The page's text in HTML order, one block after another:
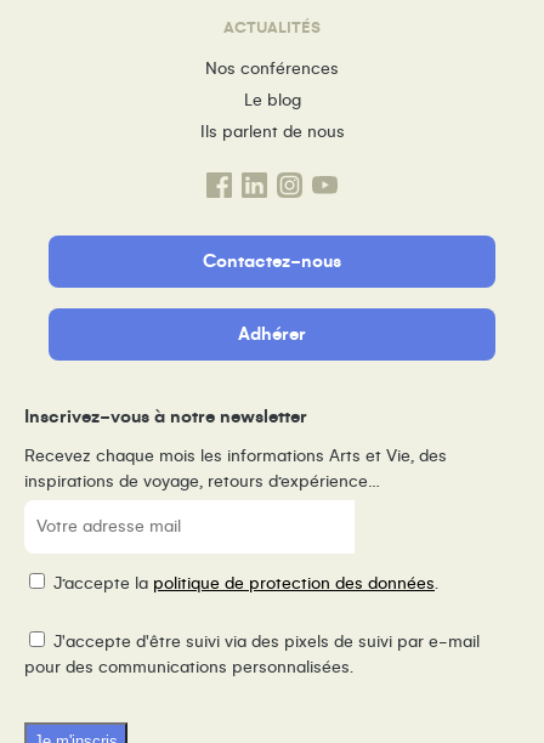
ACTUALITÉS
Nos conférences
Le blog
Ils parlent de nous
Contactez-nous
Adhérer
Inscrivez-vous à notre newsletter
Recevez chaque mois les informations Arts et Vie, des
inspirations de voyage, retours d’expérience…
E-
mail
RGPDJ’accepte la politique de protection des données.
Pixel
de
J'accepte d'être suivi via des pixels de suivi par e-mail
pour des communications personnalisées.